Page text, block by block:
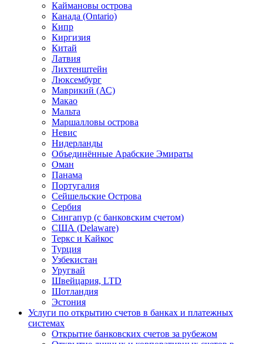
Каймановы острова
Канада (Ontario)
Кипр
Киргизия
Китай
Латвия
Лихтенштейн
Люксембург
Маврикий (АС)
Макао
Мальта
Маршалловы острова
Нeвис
Нидерланды
Объединённые Арабские Эмираты
Оман
Панама
Португалия
Сейшельские Острова
Сербия
Сингапур (c банковским счетом)
США (Delaware)
Теркс и Кайкос
Турция
Узбекистан
Уругвай
Швейцария, LTD
Шотландия
Эстония
Услуги по открытию счетов в банках и платежных
системах
Открытие банковских счетов за рубежом